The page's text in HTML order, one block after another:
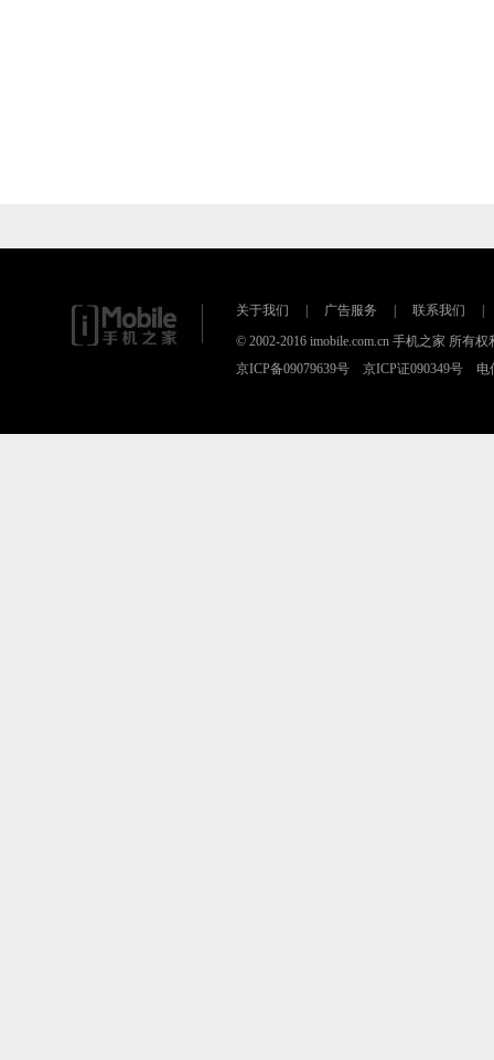
关于我们 广告服务 联系我们
© 2002-2016 imobile.com.cn 手机之家 所有
京ICP备09079639号 京ICP证090349号 电